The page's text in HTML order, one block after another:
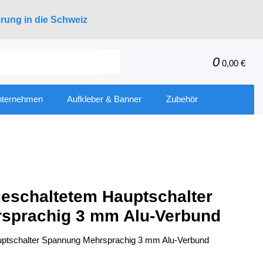
in die Schweiz
0 0,00 €
Aufkleber & Banner Zubehör
Hauptschalter
3 mm Alu-Verbund
Spannung Mehrsprachig 3 mm Alu-Verbund